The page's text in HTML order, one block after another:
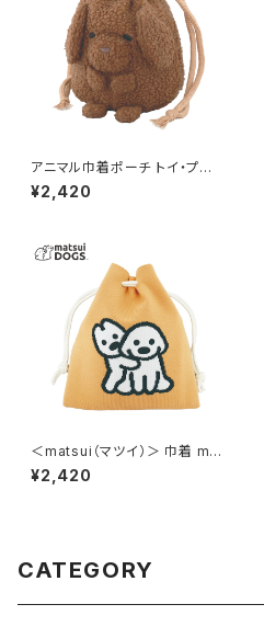
アニマル巾着ポーチ トイ・プード
ル GPO0408-B
¥2,420
＜matsui（マツイ）＞ 巾着 mat
sui DOGS LMA-P006-YE
（イエロー）
¥2,420
CATEGORY